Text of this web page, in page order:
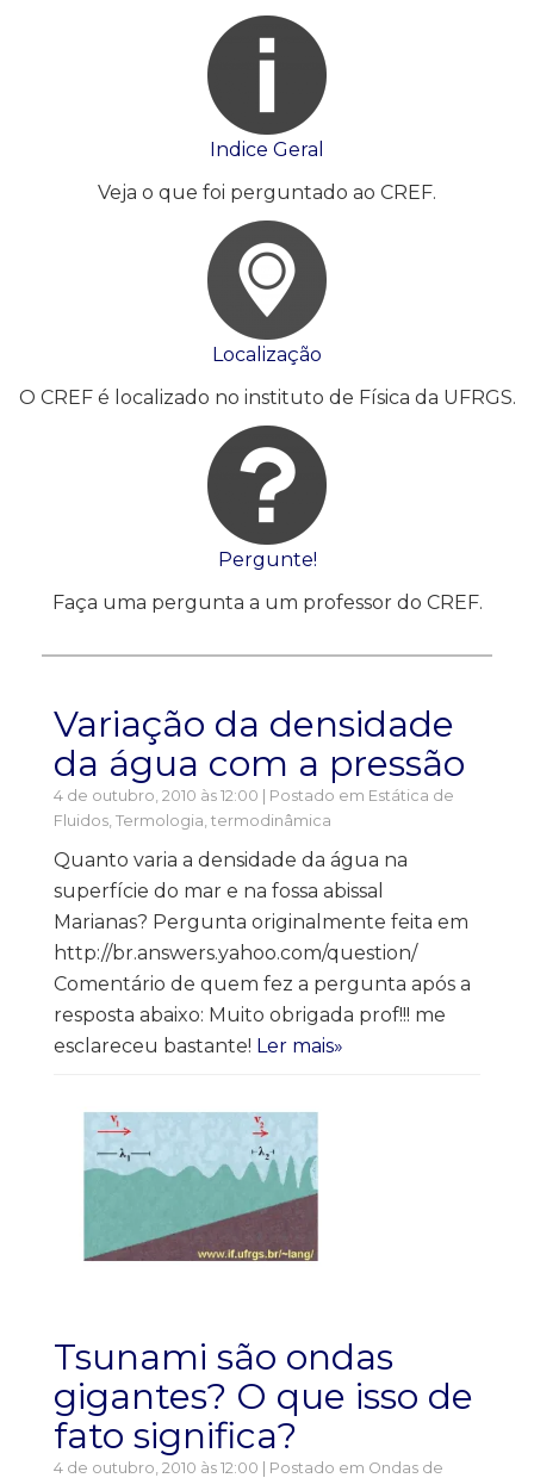
Indice Geral
Veja o que foi perguntado ao CREF.
Localização
O CREF é localizado no instituto de Física da UFRGS.
Pergunte!
Faça uma pergunta a um professor do CREF.
Variação da densidade
da água com a pressão
4 de outubro, 2010 às 12:00 | Postado em Estática de
Fluidos Termologia, termodinâmica
Quanto varia a densidade da água na
superfície do mar e na fossa abissal
Marianas? Pergunta originalmente feita em
http://br.answers.yahoo.com/question/
Comentário de quem fez a pergunta após a
resposta abaixo: Muito obrigada prof!!! me
esclareceu bastante! Ler mais»
Tsunami são ondas
gigantes? O que isso de
fato significa?
4 de outubro, 2010 às 12:00 | Postado em Ondas de